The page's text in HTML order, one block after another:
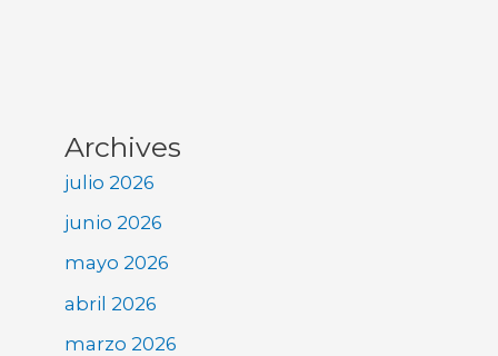
Archives
julio 2026
junio 2026
mayo 2026
abril 2026
marzo 2026